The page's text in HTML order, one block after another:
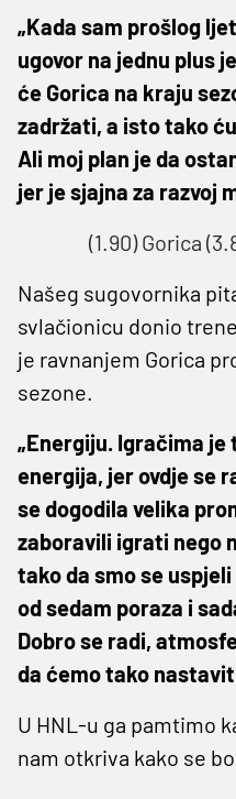
„Kada sam prošlog
ugovor na jednu plus
će Gorica na kraju
zadržati, a isto tako
Ali moj plan je da
jer je sjajna za razvoj
(1.90) Gorica
Našeg sugovornika
svlačionicu donio
je ravnanjem Gorica
sezone.
„Energiju. Igračima je
energija, jer ovdje se
se dogodila velika
zaboravili igrati nego
tako da smo se
od sedam poraza i
Dobro se radi,
da ćemo tako
U HNL-u ga pamtimo
nam otkriva kako se